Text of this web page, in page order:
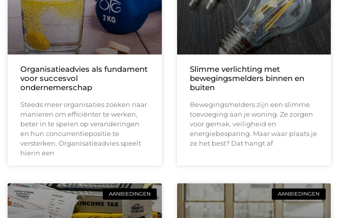
Organisatieadvies als fundament
voor succesvol
ondernemerschap
Steeds meer organisaties zoeken naar
manieren om efficiënter te werken,
beter in te spelen op veranderingen
en hun concurrentiepositie te
versterken. Organisatieadvies speelt
hierin een
Slimme verlichting met
bewegingsmelders binnen en
buiten
Bewegingsmelders zijn een slimme
toevoeging aan je woning. Ze zorgen
voor gemak, veiligheid en
energiebesparing. Maar waar plaats je
ze het best? Dat hangt af
AANBIEDINGEN AANBIEDINGEN